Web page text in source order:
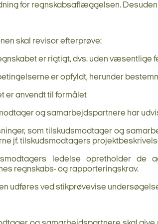
for regnskabsaflæggelsen.
skal revisor efterprøve:
er rigtigt, dvs. uden væsentlige
er opfyldt, herunder
er anvendt til formålet
og samarbejdspartnere har
som tilskudsmodtager og
jf. tilskudsmodtagers
ledelse opretholder de
regnskabs- og rapporteringskrav.
udføres ved stikprøvevise